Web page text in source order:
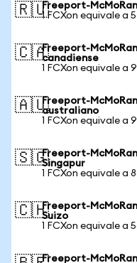
🇷🇺Freeport-
1 FCXon equivale a
🇨🇦Freeport-
canadiense
1 FCXon equivale a
🇦🇺Freeport-
australiano
1 FCXon equivale a
🇸🇬Freeport-
Singapur
1 FCXon equivale a
🇨🇭Freeport-
Suizo
1 FCXon equivale a
Freeport-